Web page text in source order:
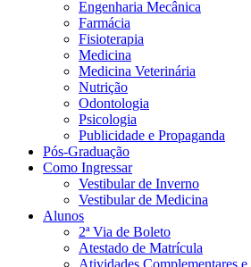
Engenharia Mecânica
Farmácia
Fisioterapia
Medicina
Medicina Veterinária
Nutrição
Odontologia
Psicologia
Publicidade e Propaganda
Pós-Graduação
Como Ingressar
Vestibular de Inverno
Vestibular de Medicina
Alunos
2ª Via de Boleto
Atestado de Matrícula